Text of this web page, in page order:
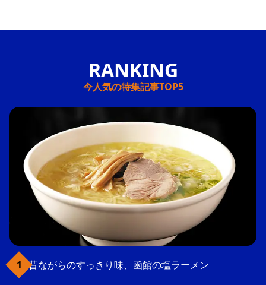
今人気の特集記事TOP5
昔ながらのすっきり味、函館の塩ラーメン